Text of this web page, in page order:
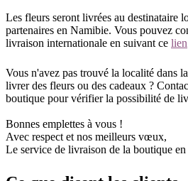
Les fleurs seront livrées au destinataire
partenaires en Namibie. Vous pouvez
livraison internationale en suivant ce lien
Vous n'avez pas trouvé la localité dans
livrer des fleurs ou des cadeaux ?
boutique pour vérifier la possibilité de
Bonnes emplettes à vous !
Avec respect et nos meilleurs vœux,
Le service de livraison de la boutique